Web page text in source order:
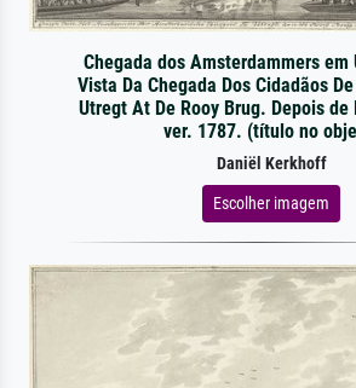
Chegada dos Amsterdammers em
Vista Da Chegada Dos Cidadãos
Utregt At De Rooy Brug. Depois de
ver. 1787. (título no
Daniël Kerkhoff
Escolher imagem